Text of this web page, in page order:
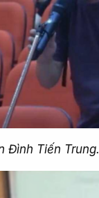
Đình Tiến Trung.